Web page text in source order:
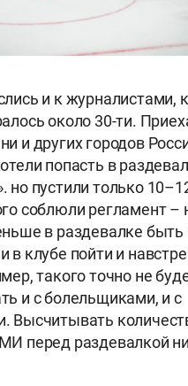
и к журналистами,
около 30-ти.
и других городов
попасть в
но пустили только
соблюли регламент –
в раздевалке быть
в клубе пойти и
такого точно не
и с болельщиками, и с
Высчитывать
перед раздевалкой